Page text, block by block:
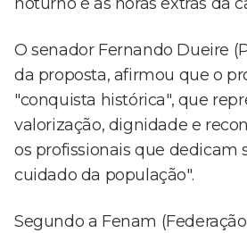
noturno e as horas extras da
O senador Fernando Dueire
da proposta, afirmou que o
"conquista histórica", que
valorização, dignidade e
os profissionais que dedicam
cuidado da população".
Segundo a Fenam